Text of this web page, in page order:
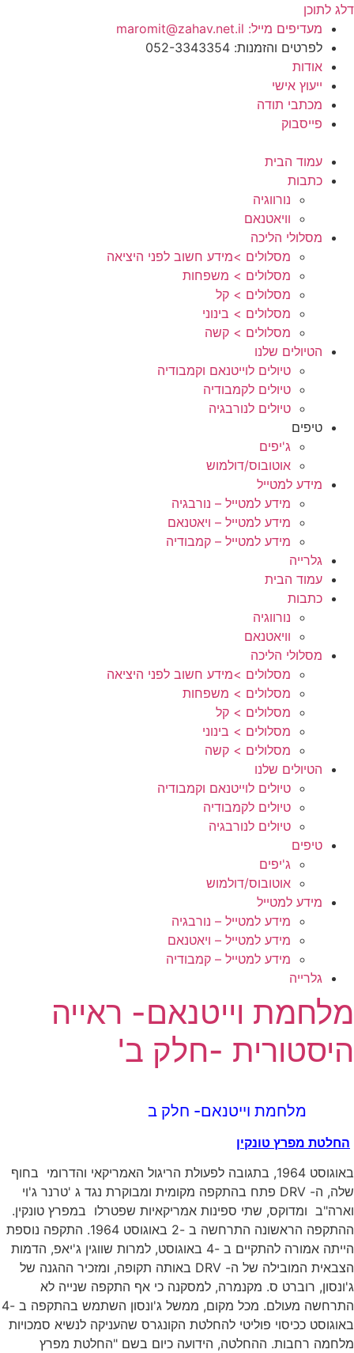
דלג לתוכן
מעדיפים מייל: maromit@zahav.net.il‏
לפרטים והזמנות: 052-3343354
אודות
ייעוץ אישי
מכתבי תודה
פייסבוק
עמוד הבית
כתבות
נורווגיה
וויאטנאם
מסלולי הליכה
מסלולים >מידע חשוב לפני היציאה
מסלולים > משפחות
מסלולים > קל
מסלולים > בינוני
מסלולים > קשה
הטיולים שלנו
טיולים לוייטנאם וקמבודיה
טיולים לקמבודיה
טיולים לנורבגיה
טיפים
ג'יפים
אוטובוס/דולמוש
מידע למטייל
מידע למטייל – נורבגיה
מידע למטייל – ויאטנאם
מידע למטייל – קמבודיה
גלרייה
עמוד הבית
כתבות
נורווגיה
וויאטנאם
מסלולי הליכה
מסלולים >מידע חשוב לפני היציאה
מסלולים > משפחות
מסלולים > קל
מסלולים > בינוני
מסלולים > קשה
הטיולים שלנו
טיולים לוייטנאם וקמבודיה
טיולים לקמבודיה
טיולים לנורבגיה
טיפים
ג'יפים
אוטובוס/דולמוש
מידע למטייל
מידע למטייל – נורבגיה
מידע למטייל – ויאטנאם
מידע למטייל – קמבודיה
גלרייה
מלחמת וייטנאם- ראייה
היסטורית -חלק ב'
מלחמת וייטנאם- חלק ב
החלטת מפרץ טונקין
באוגוסט 1964, בתגובה לפעולת הריגול האמריקאי והדרומי בחוף
שלה, ה- DRV פתח בהתקפה מקומית ומבוקרת נגד ג 'טרנר ג'וי
וארה"ב ומדוקס, שתי ספינות אמריקאיות שפטרלו במפרץ טונקין.
ההתקפה הראשונה התרחשה ב -2 באוגוסט 1964. התקפה נוספת
הייתה אמורה להתקיים ב -4 באוגוסט, למרות שווגין ג'יאפ, הדמות
הצבאית המובילה של ה- DRV באותה תקופה, ומזכיר ההגנה של
ג'ונסון, רוברט ס. מקנמרה, למסקנה כי אף התקפה שנייה לא
התרחשה מעולם. מכל מקום, ממשל ג'ונסון השתמש בהתקפה ב -4
באוגוסט ככיסוי פוליטי להחלטת הקונגרס שהעניקה לנשיא סמכויות
מלחמה רחבות. ההחלטה, הידועה כיום בשם "החלטת מפרץ